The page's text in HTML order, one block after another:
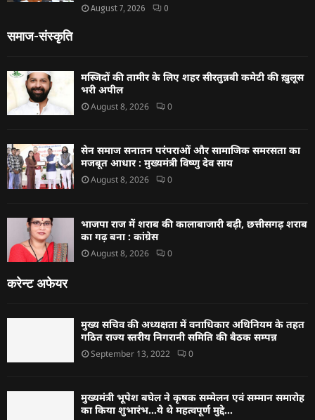
August 7, 2026 0
समाज-संस्कृति
मस्जिदों की तामीर के लिए शहर सीरतुन्नबी कमेटी की ख़ुलूस
भरी अपील
August 8, 2026 0
सेन समाज सनातन परंपराओं और सामाजिक समरसता का
मजबूत आधार : मुख्यमंत्री विष्णु देव साय
August 8, 2026 0
भाजपा राज में शराब की कालाबाजारी बढ़ी, छत्तीसगढ़ शराब
का गढ़ बना : कांग्रेस
August 8, 2026 0
करेन्ट अफेयर
मुख्य सचिव की अध्यक्षता में वनाधिकार अधिनियम के तहत
गठित राज्य स्तरीय निगरानी समिति की बैठक सम्पन्न
September 13, 2022 0
मुख्यमंत्री भूपेश बघेल ने कृषक सम्मेलन एवं सम्मान समारोह
का किया शुभारंभ…ये थे महत्वपूर्ण मुद्दे…